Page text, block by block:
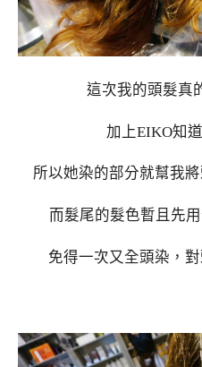
這次我的頭髮真
加上EIKO知
所以她染的部分就幫我
而髮尾的髮色暫且先
免得一次又全頭染，